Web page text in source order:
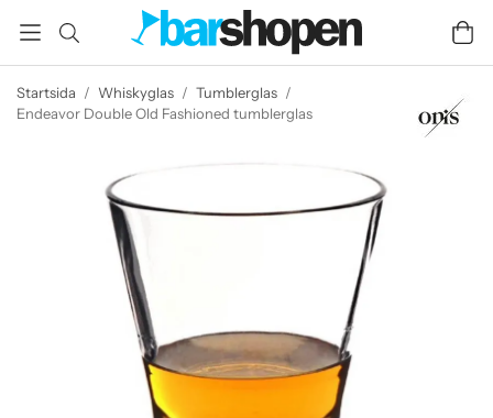
Startsida / Whiskyglas / Tumblerglas /
Endeavor Double Old Fashioned tumblerglas